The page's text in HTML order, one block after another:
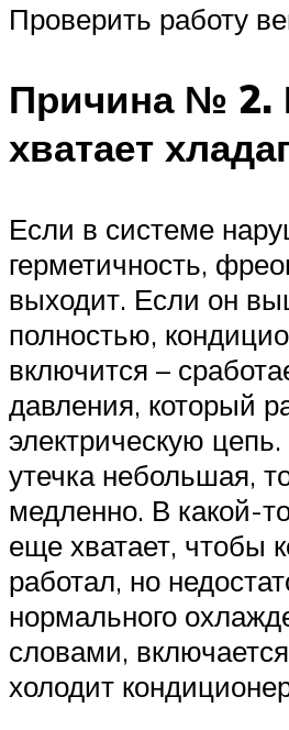
Проверить работу
Причина № 2.
хватает
Если в системе
герметичность,
выходит. Если он
полностью,
включится –
давления, который
электрическую
утечка небольшая,
медленно. В какой-
еще хватает, чтобы
работал, но
нормального
словами,
холодит